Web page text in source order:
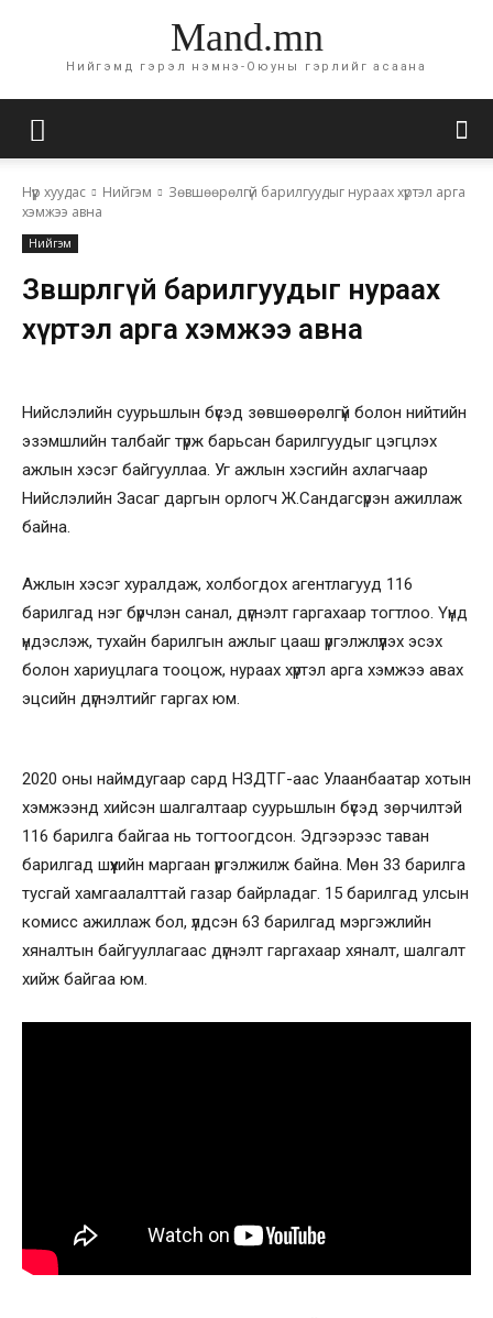
Mand.mn
Нийгэмд гэрэл нэмнэ-Оюуны гэрлийг асаана
Нүүр хуудас Нийгэм
Зөвшөөрөлгүй барилгуудыг нураах хүртэл арга
хэмжээ авна
Нийгэм
Зөвшөөрөлгүй барилгуудыг нураах
хүртэл арга хэмжээ авна
Нийслэлийн суурьшлын бүсэд зөвшөөрөлгүй болон нийтийн
эзэмшлийн талбайг түрж барьсан барилгуудыг цэгцлэх
ажлын хэсэг байгууллаа. Уг ажлын хэсгийн ахлагчаар
Нийслэлийн Засаг даргын орлогч Ж.Сандагсүрэн ажиллаж
байна.
Ажлын хэсэг хуралдаж, холбогдох агентлагууд 116
барилгад нэг бүрчлэн санал, дүгнэлт гаргахаар тогтлоо. Үүнд
үндэслэж, тухайн барилгын ажлыг цааш үргэлжлүүлэх эсэх
болон хариуцлага тооцож, нураах хүртэл арга хэмжээ авах
эцсийн дүгнэлтийг гаргах юм.
2020 оны наймдугаар сард НЗДТГ-аас Улаанбаатар хотын
хэмжээнд хийсэн шалгалтаар суурьшлын бүсэд зөрчилтэй
116 барилга байгаа нь тогтоогдсон. Эдгээрээс таван
барилгад шүүхийн маргаан үргэлжилж байна. Мөн 33 барилга
тусгай хамгаалалттай газар байрладаг. 15 барилгад улсын
комисс ажиллаж бол, үлдсэн 63 барилгад мэргэжлийн
хяналтын байгууллагаас дүгнэлт гаргахаар хяналт, шалгалт
хийж байгаа юм.